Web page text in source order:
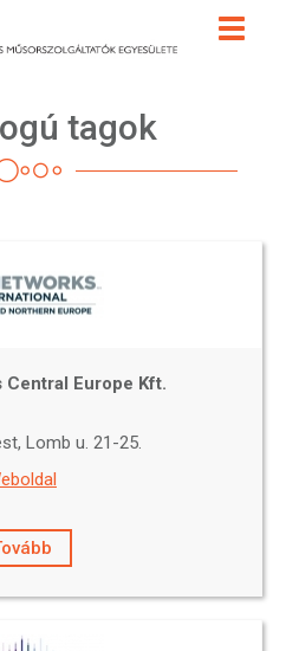
Toggle
tagok
Central Europe Kft.
Lomb u. 21-25.